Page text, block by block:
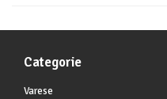
Categorie
Varese